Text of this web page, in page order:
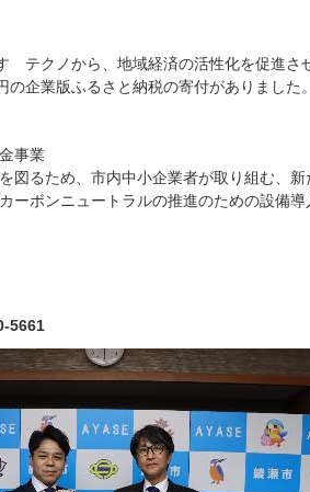
ゞテクノから、地域経済の活性化を促進さ
企業版ふるさと納税の寄付がありました。
事業
図るため、市内中小企業者が取り組む、新
ーボンニュートラルの推進のための設備
5661